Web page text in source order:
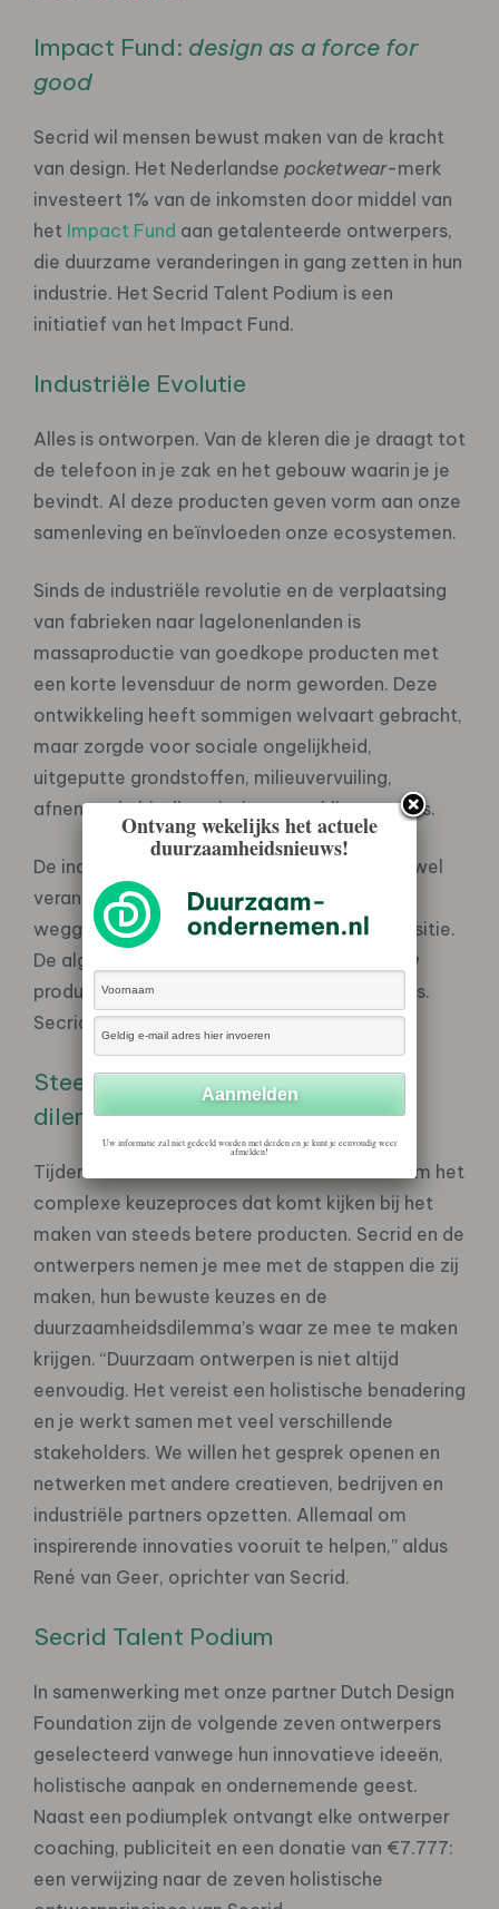
Impact Fund: design as a force for
good
Secrid wil mensen bewust maken van de kracht
van design. Het Nederlandse pocketwear-merk
investeert 1% van de inkomsten door middel van
het Impact Fund aan getalenteerde ontwerpers,
die duurzame veranderingen in gang zetten in hun
industrie. Het Secrid Talent Podium is een
initiatief van het Impact Fund.
Industriële Evolutie
Alles is ontworpen. Van de kleren die je draagt tot
de telefoon in je zak en het gebouw waarin je je
bevindt. Al deze producten geven vorm aan onze
samenleving en beïnvloeden onze ecosystemen.
Sinds de industriële revolutie en de verplaatsing
van fabrieken naar lagelonenlanden is
massaproductie van goedkope producten met
een korte levensduur de norm geworden. Deze
ontwikkeling heeft sommigen welvaart gebracht,
maar zorgde voor sociale ongelijkheid,
uitgeputte grondstoffen, milieuvervuiling,
afnemende biodiversiteit en een klimaatcrisis.
De industrie kan niet gestopt worden, maar wel
veranderd. Secrid ziet een leidende rol
weggelegd voor ontwerpers binnen die transitie.
De algemene richtlijn is eenvoudig: elk nieuw
product moet beter zijn dan zijn voorgangers.
Secrid noemt ditIndustriële Evolutie.
Steedsbéter: duurzame keuzes en
dilemma’s
Tijdens DDW belicht het Secrid Talent Podium het
complexe keuzeproces dat komt kijken bij het
maken van steeds betere producten. Secrid en de
ontwerpers nemen je mee met de stappen die zij
maken, hun bewuste keuzes en de
duurzaamheidsdilemma’s waar ze mee te maken
krijgen. “Duurzaam ontwerpen is niet altijd
eenvoudig. Het vereist een holistische benadering
en je werkt samen met veel verschillende
stakeholders. We willen het gesprek openen en
netwerken met andere creatieven, bedrijven en
industriële partners opzetten. Allemaal om
inspirerende innovaties vooruit te helpen,” aldus
René van Geer, oprichter van Secrid.
Secrid Talent Podium
In samenwerking met onze partner Dutch Design
Foundation zijn de volgende zeven ontwerpers
geselecteerd vanwege hun innovatieve ideeën,
holistische aanpak en ondernemende geest.
Naast een podiumplek ontvangt elke ontwerper
coaching, publiciteit en een donatie van €7.777:
een verwijzing naar de zeven holistische
Ontvang wekelijks het actuele
duurzaamheidsnieuws!
Uw informatie zal niet gedeeld worden met derden en je kunt je eenvoudig weer
afmelden!